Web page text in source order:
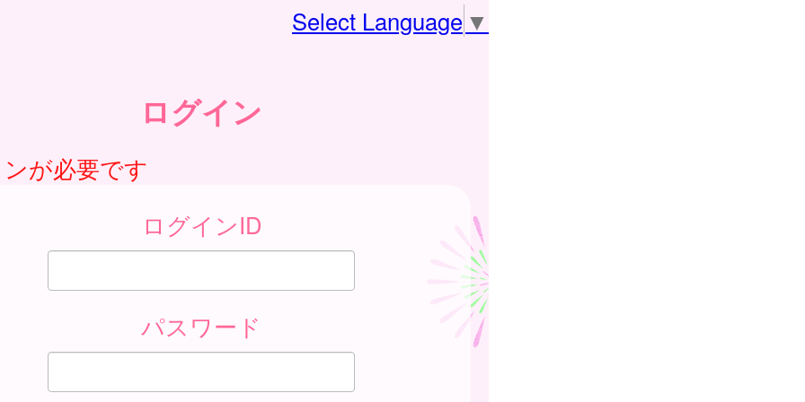
Select Language ▼
ログイン
が必要です
ログインID
パスワード